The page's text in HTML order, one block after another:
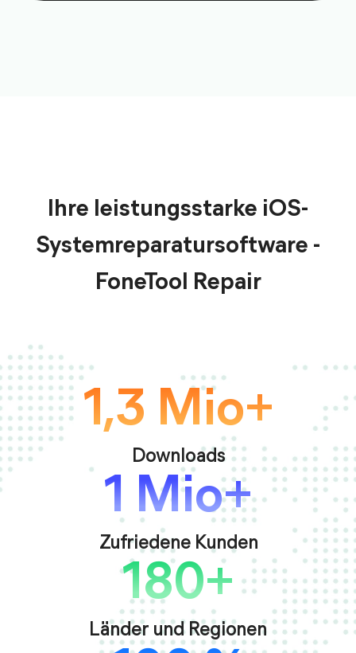
Ihre leistungsstarke iOS-
Systemreparatursoftware -
FoneTool Repair
1,3 Mio+
Downloads
1 Mio+
Zufriedene Kunden
180+
Länder und Regionen